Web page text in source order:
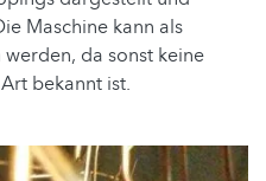
Maschine kann als
da sonst keine
bekannt ist.